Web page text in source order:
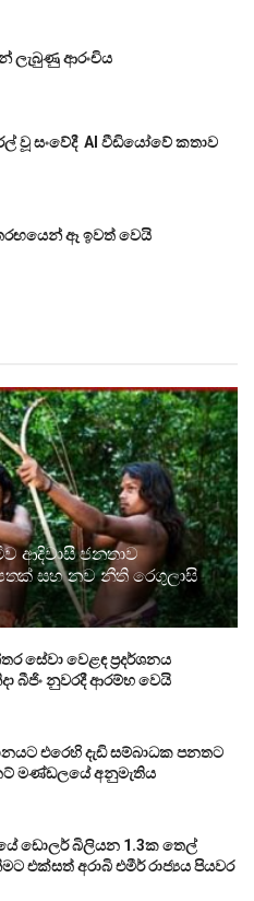
ලැබුණු ආරංචිය
සංවේදී AI වීඩියෝවේ කතාව
තරඟයෙන් ඈ ඉවත් වෙයි
ආදිවාසී ජනතාව
සහ නව නීති රෙගුලාසි
සේවා වෙළඳ ප්‍රදර්ශනය
බීජිං නුවරදී ආරම්භ වෙයි
එරෙහි දැඩි සම්බාධක පනතට
මණ්ඩලයේ අනුමැතිය
ඩොලර් බිලියන 1.3ක තෙල්
එක්සත් අරාබි එමීර් රාජ්‍යය පියවර